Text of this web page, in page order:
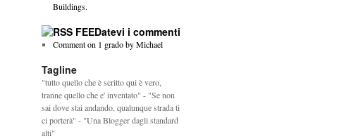
Buildings.
FEEDatevi i commenti
Comment on 1 grado by Michael
Tagline
"tutto quello che è scritto qui è vero,
tranne quello che e' inventato" - "Se non
sai dove stai andando, qualunque strada ti
ci porterà" - "Una Blogger dagli standard
alti"